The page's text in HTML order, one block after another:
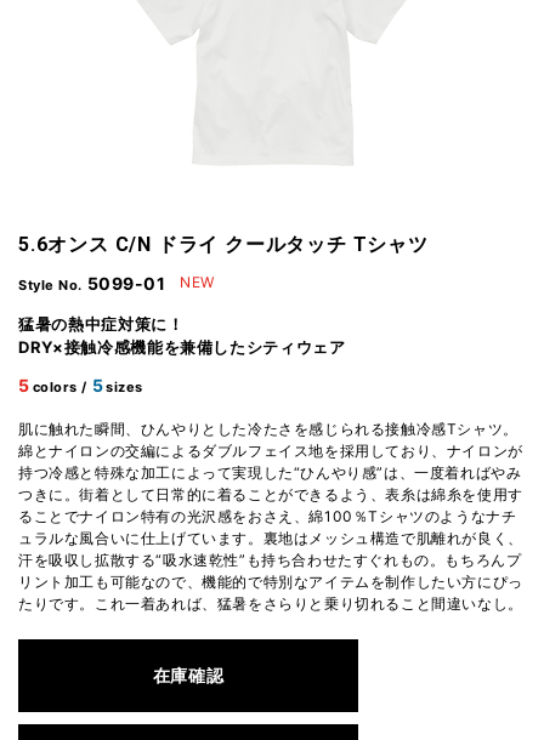
5.6オンス C/N ドライ クールタッチ Tシャツ
Style No. 5099-01 NEW
猛暑の熱中症対策に！
DRY×接触冷感機能を兼備したシティウェア
5 colors / 5sizes
肌に触れた瞬間、ひんやりとした冷たさを感じられる接触冷感Tシャツ。
綿とナイロンの交編によるダブルフェイス地を採用しており、ナイロンが
持つ冷感と特殊な加工によって実現した“ひんやり感”は、一度着ればやみ
つきに。街着として日常的に着ることができるよう、表糸は綿糸を使用す
ることでナイロン特有の光沢感をおさえ、綿100％Tシャツのようなナチ
ュラルな風合いに仕上げています。裏地はメッシュ構造で肌離れが良く、
汗を吸収し拡散する“吸水速乾性”も持ち合わせたすぐれもの。もちろんプ
リント加工も可能なので、機能的で特別なアイテムを制作したい方にぴっ
たりです。これ一着あれば、猛暑をさらりと乗り切れること間違いなし。
在庫確認